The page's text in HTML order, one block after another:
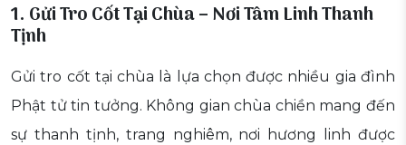
1. Gửi Tro Cốt Tại Chùa – Nơi Tâm Linh Thanh
Tịnh
Gửi tro cốt tại chùa là lựa chọn được nhiều gia đình
Phật tử tin tưởng. Không gian chùa chiền mang đến
sự thanh tịnh, trang nghiêm, nơi hương linh được